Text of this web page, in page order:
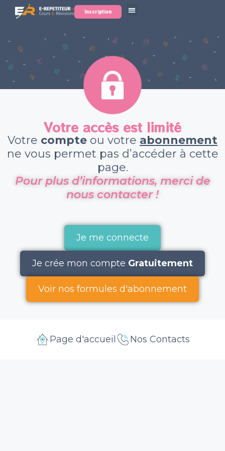
Inscription
Votre accès est limité
Votre compte ou votre abonnement
ne vous permet pas d’accéder à cette
page.
Pour plus d’informations, merci de
nous contacter !
Je me connecte
Je crée mon compte Gratuitement
Voir nos formules d'abonnement
Page d'accueil Nos Contacts